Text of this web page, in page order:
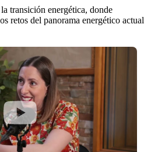
transición energética, donde
retos del panorama energético actual